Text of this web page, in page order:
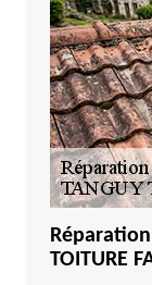
TOITURE